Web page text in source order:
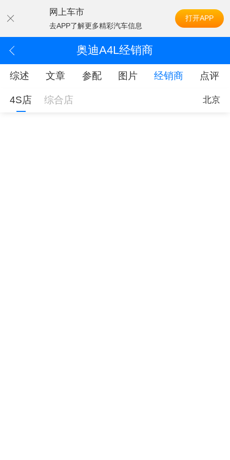
网上车市
去APP了解更多精彩汽车信息
打开APP
奥迪A4L经销商
综述 文章 参配 图片 经销商 点评
4S店 综合店 北京